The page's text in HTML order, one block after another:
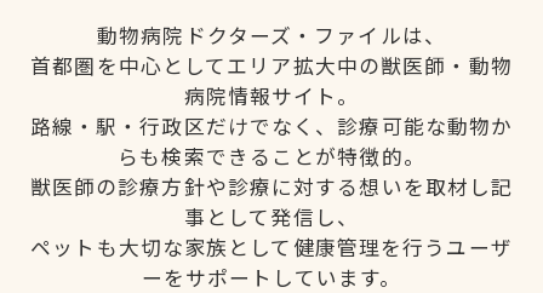
動物病院ドクターズ・ファイルは、
首都圏を中心としてエリア拡大中の獣医師・動物
病院情報サイト。
路線・駅・行政区だけでなく、診療可能な動物か
らも検索できることが特徴的。
獣医師の診療方針や診療に対する想いを取材し記
事として発信し、
ペットも大切な家族として健康管理を行うユーザ
ーをサポートしています。